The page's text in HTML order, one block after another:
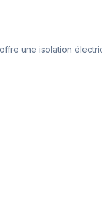
une isolation